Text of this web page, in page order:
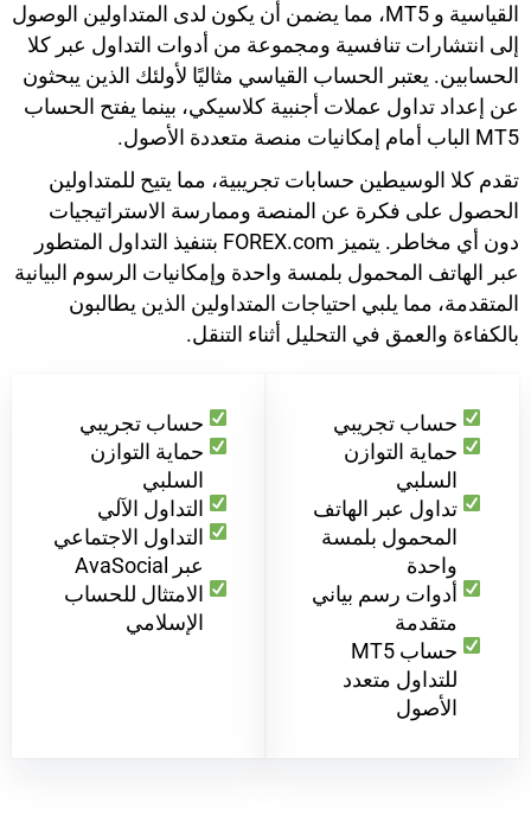
القياسية و MT5، مما يضمن أن يكون لدى المتداولين الوصول
إلى انتشارات تنافسية ومجموعة من أدوات التداول عبر كلا
الحسابين. يعتبر الحساب القياسي مثاليًا لأولئك الذين يبحثون
عن إعداد تداول عملات أجنبية كلاسيكي، بينما يفتح الحساب
MT5 الباب أمام إمكانيات منصة متعددة الأصول.
تقدم كلا الوسيطين حسابات تجريبية، مما يتيح للمتداولين
الحصول على فكرة عن المنصة وممارسة الاستراتيجيات
دون أي مخاطر. يتميز FOREX.com بتنفيذ التداول المتطور
عبر الهاتف المحمول بلمسة واحدة وإمكانيات الرسوم البيانية
المتقدمة، مما يلبي احتياجات المتداولين الذين يطالبون
بالكفاءة والعمق في التحليل أثناء التنقل.
حساب تجريبي
حماية التوازن
السلبي
تداول عبر الهاتف
المحمول بلمسة
واحدة
أدوات رسم بياني
متقدمة
حساب MT5
للتداول متعدد
الأصول
حساب تجريبي
حماية التوازن
السلبي
التداول الآلي
التداول الاجتماعي
عبر AvaSocial
الامتثال للحساب
الإسلامي